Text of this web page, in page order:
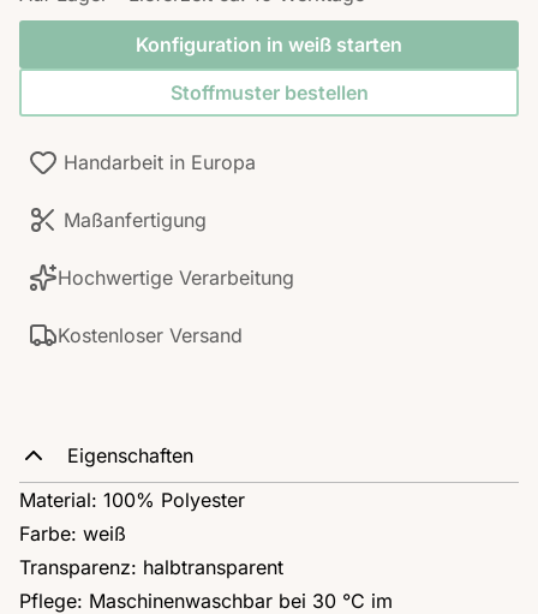
Konfiguration in weiß starten
Stoffmuster bestellen
Handarbeit in Europa
Maßanfertigung
Hochwertige Verarbeitung
Kostenloser Versand
Eigenschaften
Material: 100% Polyester
Farbe: weiß
Transparenz: halbtransparent
Pflege: Maschinenwaschbar bei 30 °C im